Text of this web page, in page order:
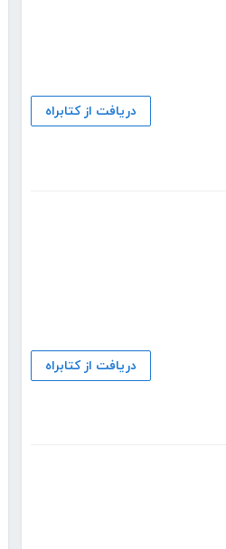
دریافت از کتابراه
دریافت از کتابراه